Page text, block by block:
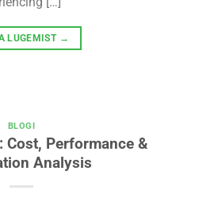
LUGEMIST →
BLOGI
Cost, Performance &
Analysis